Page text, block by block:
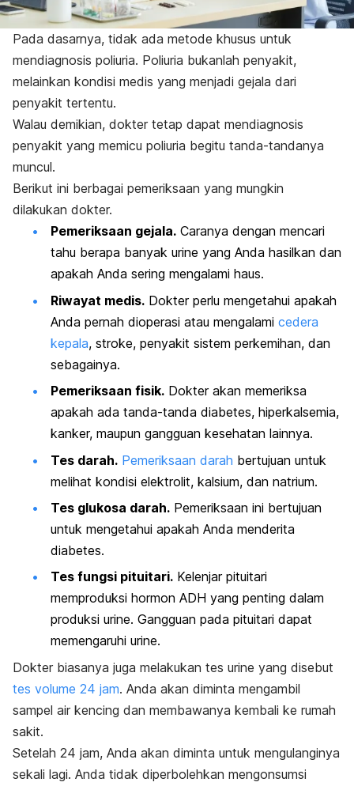
Pada dasarnya, tidak ada metode khusus untuk
mendiagnosis poliuria. Poliuria bukanlah penyakit,
melainkan kondisi medis yang menjadi gejala dari
penyakit tertentu.
Walau demikian, dokter tetap dapat mendiagnosis
penyakit yang memicu poliuria begitu tanda-tandanya
muncul.
Berikut ini berbagai pemeriksaan yang mungkin
dilakukan dokter.
Pemeriksaan gejala. Caranya dengan mencari
tahu berapa banyak urine yang Anda hasilkan dan
apakah Anda sering mengalami haus.
Riwayat medis. Dokter perlu mengetahui apakah
Anda pernah dioperasi atau mengalami cedera
kepala, stroke, penyakit sistem perkemihan, dan
sebagainya.
Pemeriksaan fisik. Dokter akan memeriksa
apakah ada tanda-tanda diabetes, hiperkalsemia,
kanker, maupun gangguan kesehatan lainnya.
Tes darah. Pemeriksaan darah bertujuan untuk
melihat kondisi elektrolit, kalsium, dan natrium.
Tes glukosa darah. Pemeriksaan ini bertujuan
untuk mengetahui apakah Anda menderita
diabetes.
Tes fungsi pituitari. Kelenjar pituitari
memproduksi hormon ADH yang penting dalam
produksi urine. Gangguan pada pituitari dapat
memengaruhi urine.
Dokter biasanya juga melakukan tes urine yang disebut
tes volume 24 jam. Anda akan diminta mengambil
sampel air kencing dan membawanya kembali ke rumah
sakit.
Setelah 24 jam, Anda akan diminta untuk mengulanginya
sekali lagi. Anda tidak diperbolehkan mengonsumsi